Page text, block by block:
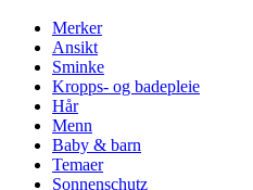
Merker
Ansikt
Sminke
Kropps- og badepleie
Hår
Menn
Baby & barn
Temaer
Sonnenschutz